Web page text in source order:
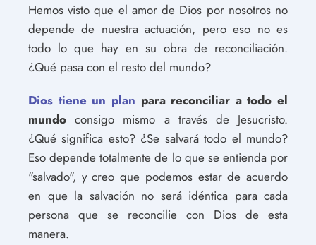
Hemos visto que el amor de Dios por nosotros no
depende de nuestra actuación, pero eso no es
todo lo que hay en su obra de reconciliación.
¿Qué pasa con el resto del mundo?
Dios tiene un plan para reconciliar a todo el
mundo consigo mismo a través de Jesucristo.
¿Qué significa esto? ¿Se salvará todo el mundo?
Eso depende totalmente de lo que se entienda por
"salvado", y creo que podemos estar de acuerdo
en que la salvación no será idéntica para cada
persona que se reconcilie con Dios de esta
manera.